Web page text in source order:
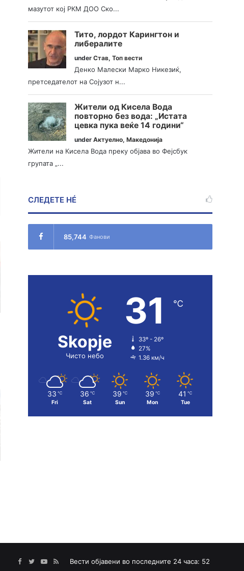
мазутот кој РКМ ДОО Ско...
Тито, лордот Карингтон и
либералите
underСтав,Топ вести
Денко Малески Марко Никезиќ,
претседателот на Сојузот н...
Жители од Кисела Вода
повторно без вода: „Истата
цевка пука веќе 14 години“
underАктуелно,Македонија
Жители на Кисела Вода преку објава во Фејсбук
групата „...
СЛЕДЕТЕ НÉ
85,744 Фанови
Skopje
Чисто небо
31 ℃
33º - 26º
27%
1.36 км/ч
33 ℃
Fri
36 ℃
Sat
39 ℃
Sun
39 ℃
Mon
41 ℃
Tue
Вести објавени во последните 24 часа: 52
Facebook
TwitterYouTube
RSS